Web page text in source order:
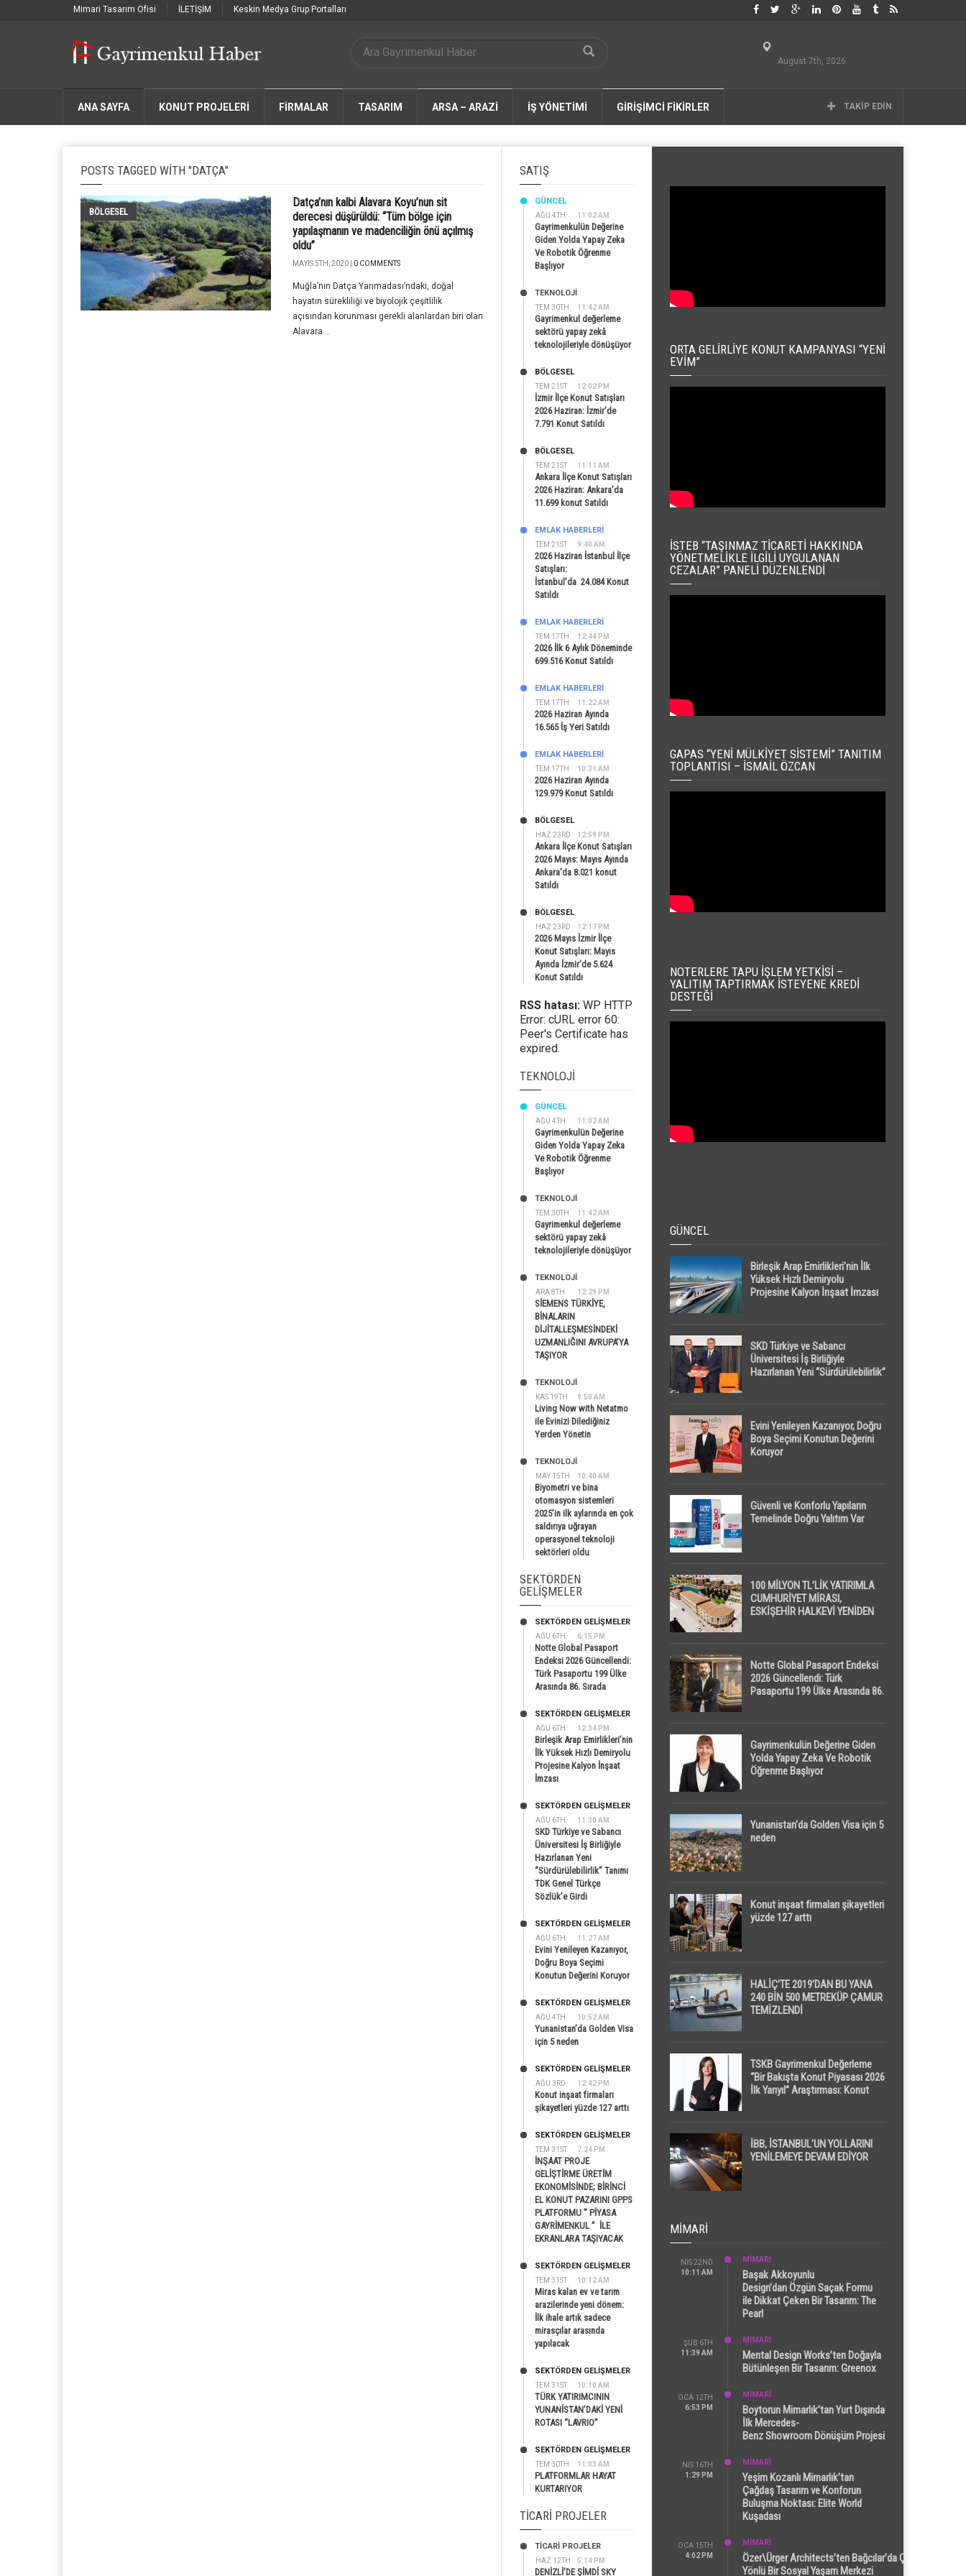
Mimari Tasarım Ofisi İLETİŞİM Keskin Medya Grup Portalları
August 7th, 2026
ANA SAYFA KONUT PROJELERİ FIRMALAR TASARIM ARSA – ARAZİ İŞ YÖNETİMİ GİRİŞİMCİ FİKİRLER TAKIP EDIN
POSTS TAGGED WITH "DATÇA"
BÖLGESEL
Datça’nın kalbi Alavara Koyu’nun sit
derecesi düşürüldü: “Tüm bölge için
yapılaşmanın ve madenciliğin önü açılmış
oldu”
MAYIS 5TH, 2020 | 0 COMMENTS
Muğla’nın Datça Yarımadası’ndaki, doğal
hayatın sürekliliği ve biyolojik çeşitlilik
açısından korunması gerekli alanlardan biri olan
Alavara...
SATIŞ
AĞU 4TH 11:02 AM
GÜNCEL
Gayrimenkulün Değerine
Giden Yolda Yapay Zeka
Ve Robotik Öğrenme
Başlıyor
TEM 30TH 11:42 AM
TEKNOLOJİ
Gayrimenkul değerleme
sektörü yapay zekâ
teknolojileriyle dönüşüyor
TEM 21ST 12:02 PM
BÖLGESEL
İzmir İlçe Konut Satışları
2026 Haziran: İzmir’de
7.791 Konut Satıldı
TEM 21ST 11:11 AM
BÖLGESEL
Ankara İlçe Konut Satışları
2026 Haziran: Ankara’da
11.699 konut Satıldı
TEM 21ST 9:40 AM
EMLAK HABERLERI
2026 Haziran İstanbul İlçe
Satışları:
İstanbul’da 24.084 Konut
Satıldı
TEM 17TH 12:44 PM
EMLAK HABERLERI
2026 İlk 6 Aylık Döneminde
699.516 Konut Satıldı
TEM 17TH 11:22 AM
EMLAK HABERLERI
2026 Haziran Ayında
16.565 İş Yeri Satıldı
TEM 17TH 10:31 AM
EMLAK HABERLERI
2026 Haziran Ayında
129.979 Konut Satıldı
HAZ 23RD 12:59 PM
BÖLGESEL
Ankara İlçe Konut Satışları
2026 Mayıs: Mayıs Ayında
Ankara’da 8.021 konut
Satıldı
HAZ 23RD 12:17 PM
BÖLGESEL
2026 Mayıs İzmir İlçe
Konut Satışları: Mayıs
Ayında İzmir’de 5.624
Konut Satıldı
RSS hatası: WP HTTP
Error: cURL error 60:
Peer's Certificate has
expired.
TEKNOLOJI
AĞU 4TH 11:02 AM
GÜNCEL
Gayrimenkulün Değerine
Giden Yolda Yapay Zeka
Ve Robotik Öğrenme
Başlıyor
TEM 30TH 11:42 AM
TEKNOLOJİ
Gayrimenkul değerleme
sektörü yapay zekâ
teknolojileriyle dönüşüyor
ARA 8TH 12:29 PM
TEKNOLOJİ
SİEMENS TÜRKİYE,
BİNALARIN
DİJİTALLEŞMESİNDEKİ
UZMANLIĞINI AVRUPA’YA
TAŞIYOR
KAS 19TH 9:50 AM
TEKNOLOJİ
Living Now with Netatmo
ile Evinizi Dilediğiniz
Yerden Yönetin
MAY 15TH 10:40 AM
TEKNOLOJİ
Biyometri ve bina
otomasyon sistemleri
2025’in ilk aylarında en çok
saldırıya uğrayan
operasyonel teknoloji
sektörleri oldu
SEKTÖRDEN
GELIŞMELER
AĞU 6TH 6:15 PM
SEKTÖRDEN GELIŞMELER
Notte Global Pasaport
Endeksi 2026 Güncellendi:
Türk Pasaportu 199 Ülke
Arasında 86. Sırada
AĞU 6TH 12:34 PM
SEKTÖRDEN GELIŞMELER
Birleşik Arap Emirlikleri’nin
İlk Yüksek Hızlı Demiryolu
Projesine Kalyon İnşaat
İmzası
AĞU 6TH 11:30 AM
SEKTÖRDEN GELIŞMELER
SKD Türkiye ve Sabancı
Üniversitesi İş Birliğiyle
Hazırlanan Yeni
“Sürdürülebilirlik” Tanımı
TDK Genel Türkçe
Sözlük’e Girdi
AĞU 6TH 11:27 AM
SEKTÖRDEN GELIŞMELER
Evini Yenileyen Kazanıyor,
Doğru Boya Seçimi
Konutun Değerini Koruyor
AĞU 4TH 10:52 AM
SEKTÖRDEN GELIŞMELER
Yunanistan’da Golden Visa
için 5 neden
AĞU 3RD 12:42 PM
SEKTÖRDEN GELIŞMELER
Konut inşaat firmaları
şikayetleri yüzde 127 arttı
TEM 31ST 7:24 PM
SEKTÖRDEN GELIŞMELER
İNŞAAT PROJE
GELİŞTİRME ÜRETİM
EKONOMİSİNDE; BİRİNCİ
EL KONUT PAZARINI GPPS
PLATFORMU ” PİYASA
GAYRİMENKUL ” İLE
EKRANLARA TAŞIYACAK
TEM 31ST 10:12 AM
SEKTÖRDEN GELIŞMELER
Miras kalan ev ve tarım
arazilerinde yeni dönem:
İlk ihale artık sadece
mirasçılar arasında
yapılacak
TEM 31ST 10:10 AM
SEKTÖRDEN GELIŞMELER
TÜRK YATIRIMCININ
YUNANİSTAN’DAKİ YENİ
ROTASI “LAVRIO”
TEM 30TH 11:03 AM
SEKTÖRDEN GELIŞMELER
PLATFORMLAR HAYAT
KURTARIYOR
TICARI PROJELER
HAZ 12TH 5:14 PM
TİCARİ PROJELER
DENİZLİ’DE ŞİMDİ SKY
ORTA GELIRLIYE KONUT KAMPANYASI “YENI
EVIM”
İSTEB “TAŞINMAZ TICARETI HAKKINDA
YÖNETMELIKLE İLGILI UYGULANAN
CEZALAR” PANELI DÜZENLENDI
GAPAS “YENI MÜLKIYET SISTEMI” TANITIM
TOPLANTISI – İSMAIL ÖZCAN
NOTERLERE TAPU İŞLEM YETKISI –
YALITIM TAPTIRMAK İSTEYENE KREDI
DESTEĞI
GÜNCEL
Birleşik Arap Emirlikleri’nin İlk
Yüksek Hızlı Demiryolu
Projesine Kalyon İnşaat İmzası
SKD Türkiye ve Sabancı
Üniversitesi İş Birliğiyle
Hazırlanan Yeni “Sürdürülebilirlik”
Evini Yenileyen Kazanıyor, Doğru
Boya Seçimi Konutun Değerini
Koruyor
Güvenli ve Konforlu Yapıların
Temelinde Doğru Yalıtım Var
100 MİLYON TL’LİK YATIRIMLA
CUMHURİYET MİRASI,
ESKİŞEHİR HALKEVİ YENİDEN
Notte Global Pasaport Endeksi
2026 Güncellendi: Türk
Pasaportu 199 Ülke Arasında 86.
Gayrimenkulün Değerine Giden
Yolda Yapay Zeka Ve Robotik
Öğrenme Başlıyor
Yunanistan’da Golden Visa için 5
neden
Konut inşaat firmaları şikayetleri
yüzde 127 arttı
HALİÇ’TE 2019’DAN BU YANA
240 BİN 500 METREKÜP ÇAMUR
TEMİZLENDİ
TSKB Gayrimenkul Değerleme
“Bir Bakışta Konut Piyasası 2026
İlk Yarıyıl” Araştırması: Konut
Dikkat Çekti
İBB, İSTANBUL’UN YOLLARINI
YENİLEMEYE DEVAM EDİYOR
MIMARI
NIS 22ND
10:11 AM
MİMARİ
Başak Akkoyunlu
Design’dan Özgün Saçak Formu
ile Dikkat Çeken Bir Tasarım: The
Pearl
ŞUB 6TH
11:39 AM
MİMARİ
Mental Design Works’ten Doğayla
Bütünleşen Bir Tasarım: Greenox
OCA 12TH
6:53 PM
MİMARİ
Boytorun Mimarlık’tan Yurt Dışında
İlk Mercedes-
Benz Showroom Dönüşüm Projesi
NIS 16TH
1:29 PM
MİMARİ
Yeşim Kozanlı Mimarlık’tan
Çağdaş Tasarım ve Konforun
Buluşma Noktası: Elite World
Kuşadası
OCA 15TH
4:02 PM
MİMARİ
Özer\Ürger Architects’ten Bağcılar’da Çok
Yönlü Bir Sosyal Yaşam Merkezi